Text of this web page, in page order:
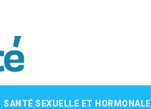
SANTÉ SEXUELLE ET HORMONALE